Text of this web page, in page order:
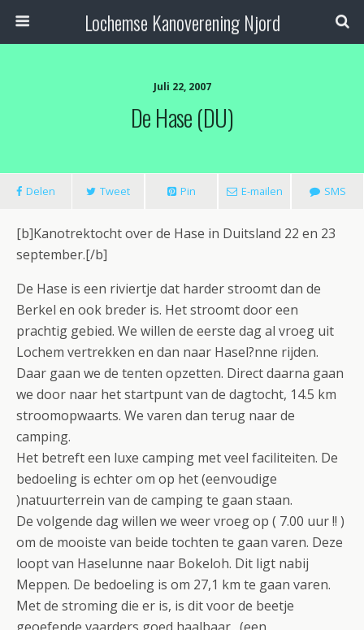
Lochemse Kanoverening Njord
Juli 22, 2007
De Hase (DU)
Delen Tweet Pin E-mailen SMS
[b]Kanotrektocht over de Hase in Duitsland 22 en 23
september.[/b]
De Hase is een riviertje dat harder stroomt dan de
Berkel en ook breder is. Het stroomt door een
prachtig gebied. We willen de eerste dag al vroeg uit
Lochem vertrekken en dan naar Hasel?nne rijden.
Daar gaan we de tenten opzetten. Direct daarna gaan
we door naar het startpunt van de dagtocht, 14.5 km
stroomopwaarts. We varen dan terug naar de
camping.
Het betreft een luxe camping met veel faciliteiten. De
bedoeling is echter om op het (eenvoudige
)natuurterrein van de camping te gaan staan.
De volgende dag willen we weer vroeg op ( 7.00 uur !! )
om de mooiste van beide tochten te gaan varen. Deze
loopt van Haselunne naar Bokeloh. Dit ligt nabij
Meppen. De bedoeling is om 27,1 km te gaan varen.
Met de stroming die er is, is dit voor de beetje